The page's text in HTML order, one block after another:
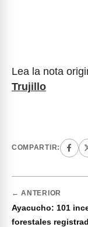
Lea la nota
Trujillo
COMPARTIR:
← ANTERIOR
Ayacucho: 101
forestales